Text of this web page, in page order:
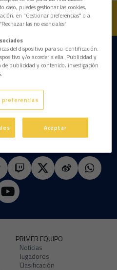
LA APP AHORA
PRIMER EQUIPO
Noticias
Jugadores
Clasificación
puedes gestionar las cookies,
en "Gestionar preferencias" o a
las no esenciales”.
del dispositivo para su identificación.
y/o acceder a ella. Publicidad y
publicidad y contenido, investigación
preferencias
Aceptar